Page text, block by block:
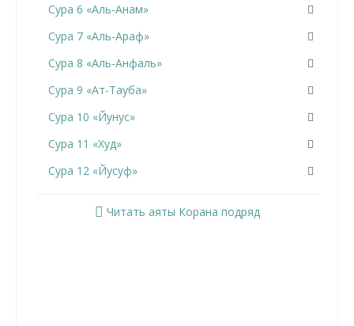
Сура 6 «Аль-Анам»
Сура 7 «Аль-Араф»
Сура 8 «Аль-Анфаль»
Сура 9 «Ат-Тауба»
Сура 10 «Йунус»
Сура 11 «Худ»
Сура 12 «Йусуф»
Читать аяты Корана подряд